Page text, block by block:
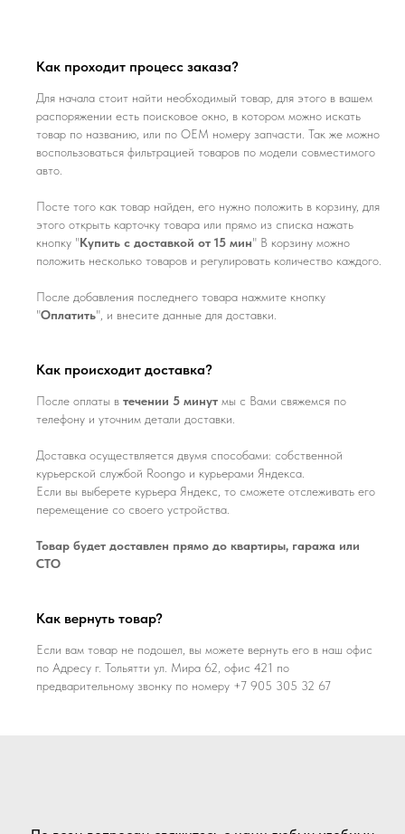
Как проходит процесс заказа?
Для начала стоит найти необходимый товар, для этого в вашем
распоряжении есть поисковое окно, в котором можно искать
товар по названию, или по ОЕМ номеру запчасти. Так же можно
воспользоваться фильтрацией товаров по модели совместимого
авто.
Посте того как товар найден, его нужно положить в корзину, для
этого открыть карточку товара или прямо из списка нажать
кнопку "Купить с доставкой от 15 мин" В корзину можно
положить несколько товаров и регулировать количество каждого.
После добавления последнего товара нажмите кнопку
"Оплатить", и внесите данные для доставки.
Как происходит доставка?
После оплаты в течении 5 минут мы с Вами свяжемся по
телефону и уточним детали доставки.
Доставка осуществляется двумя способами: собственной
курьерской службой Roongo и курьерами Яндекса.
Если вы выберете курьера Яндекс, то сможете отслеживать его
перемещение со своего устройства.
Товар будет доставлен прямо до квартиры, гаража или
СТО
Как вернуть товар?
Если вам товар не подошел, вы можете вернуть его в наш офис
по Адресу г. Тольятти ул. Мира 62, офис 421 по
предварительному звонку по номеру +7 905 305 32 67